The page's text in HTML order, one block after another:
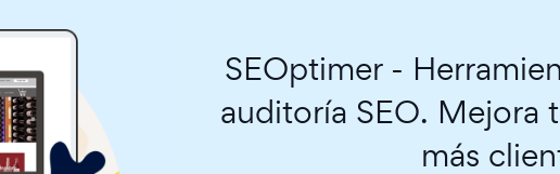
SEOptimer -
auditoría SEO. Mejora
más